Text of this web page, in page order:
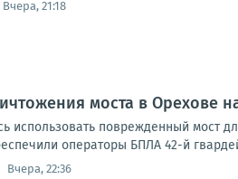
Вчера, 21:18
моста в Орехове
использовать поврежденный мост
операторы БПЛА 42-й
Вчера, 22:36